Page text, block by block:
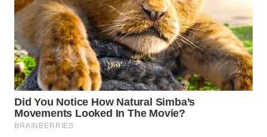
WN
BOGOR
WN
DEPOK
WN
TAPANULI